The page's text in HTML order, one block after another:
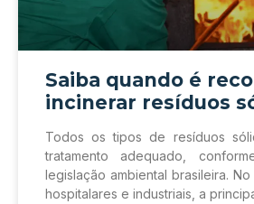
Saiba quando é
incinerar resíduos
Todos os tipos de resíduos
tratamento adequado,
legislação ambiental brasileira.
hospitalares e industriais, a